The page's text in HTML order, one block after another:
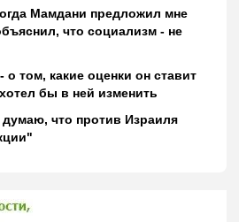
Мамдани предложил мне
что социализм - не
том, какие оценки он ставит
бы в ней изменить
что против Израиля